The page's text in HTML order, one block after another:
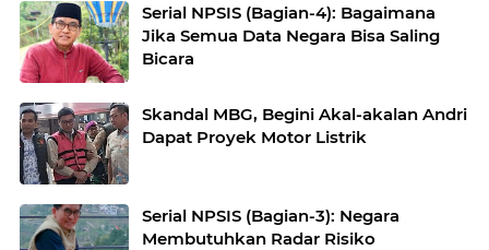
Serial NPSIS (Bagian-4): Bagaimana
Jika Semua Data Negara Bisa Saling
Bicara
Skandal MBG, Begini Akal-akalan Andri
Dapat Proyek Motor Listrik
Serial NPSIS (Bagian-3): Negara
Membutuhkan Radar Risiko